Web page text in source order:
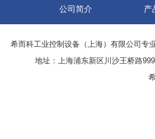
公司简介 产
希而科工业控制设备（上海）有限公司专
地址：上海浦东新区川沙王桥路